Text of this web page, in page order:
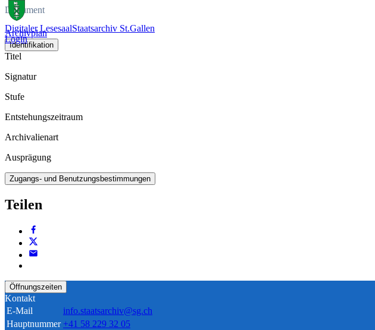
Digitaler LesesaalStaatsarchiv St.Gallen
Login
Dokument
Archivplan
Identifikation
Titel
Signatur
Stufe
Entstehungszeitraum
Archivalienart
Ausprägung
Zugangs- und Benutzungsbestimmungen
Teilen
Öffnungszeiten
Kontakt
E-Mail
info.staatsarchiv@sg.ch
Hauptnummer +41 58 229 32 05